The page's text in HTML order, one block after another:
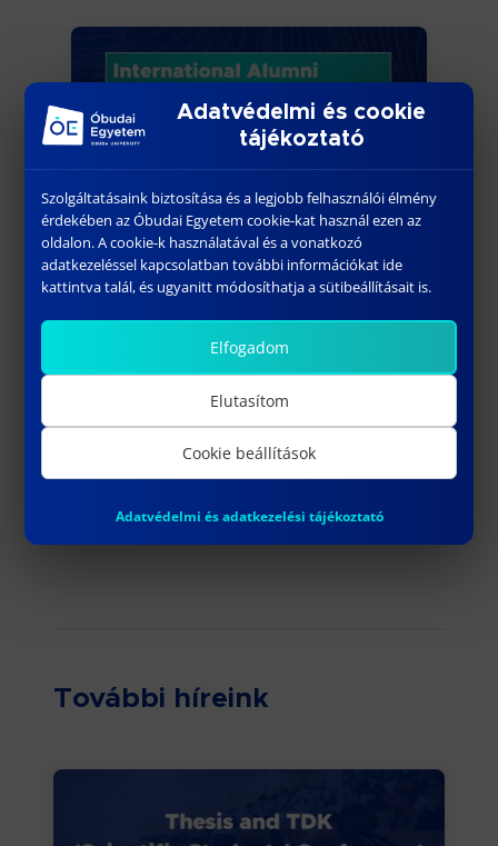
További híreink
Adatvédelmi és cookie
tájékoztató
Szolgáltatásaink biztosítása és a legjobb felhasználói élmény
érdekében az Óbudai Egyetem cookie-kat használ ezen az
oldalon. A cookie-k használatával és a vonatkozó
adatkezeléssel kapcsolatban további információkat ide
kattintva talál, és ugyanitt módosíthatja a sütibeállításait is.
Elfogadom
Elutasítom
Cookie beállítások
Adatvédelmi és adatkezelési tájékoztató